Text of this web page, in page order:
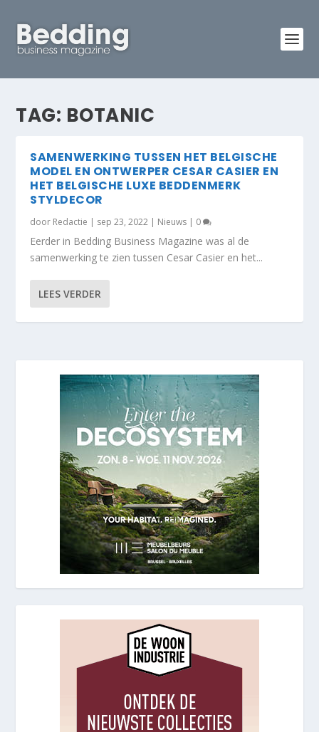
TAG: BOTANIC
SAMENWERKING TUSSEN HET BELGISCHE
MODEL EN ONTWERPER CESAR CASIER EN
HET BELGISCHE LUXE BEDDENMERK
STYLDECOR
door Redactie | sep 23, 2022 | Nieuws | 0
Eerder in Bedding Business Magazine was al de
samenwerking te zien tussen Cesar Casier en het...
LEES VERDER